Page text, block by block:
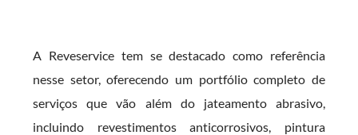
A Reveservice tem se destacado como referência
nesse setor, oferecendo um portfólio completo de
serviços que vão além do jateamento abrasivo,
incluindo revestimentos anticorrosivos, pintura